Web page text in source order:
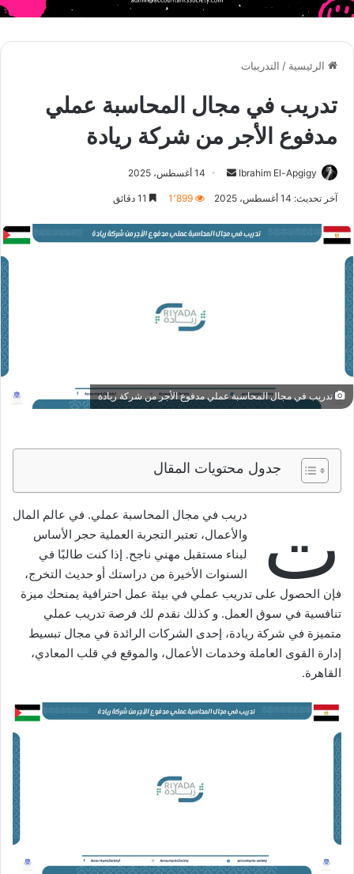
الرئيسية / التدريبات
تدريب في مجال المحاسبة عملي
مدفوع الأجر من شركة ريادة
Ibrahim El-Apgigy
أرسل 14 أغسطس، 2025
آخر تحديث: 14 أغسطس، 2025 1٬899
تدريب في مجال المحاسبة عملي مدفوع الأجر من شركة ريادة
جدول محتويات المقال
ت
دريب في مجال المحاسبة عملي. في عالم المال
والأعمال، تعتبر التجربة العملية حجر الأساس
لبناء مستقبل مهني ناجح. إذا كنت طالبًا في
السنوات الأخيرة من دراستك أو حديث التخرج،
فإن الحصول على تدريب عملي في بيئة عمل احترافية يمنحك ميزة
تنافسية في سوق العمل. و كذلك نقدم لك فرصة تدريب عملي
متميزة في شركة ريادة، إحدى الشركات الرائدة في مجال تبسيط
إدارة القوى العاملة وخدمات الأعمال، والموقع في قلب المعادي،
القاهرة.